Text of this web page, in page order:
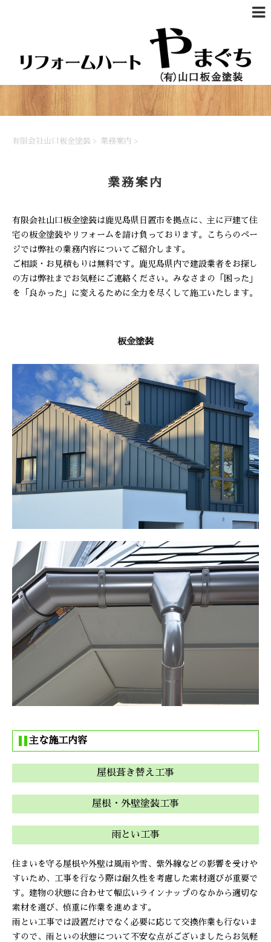
有限会社山口板金塗装 > 業務案内 >
業務案内
有限会社山口板金塗装は鹿児島県日置市を拠点に、主に戸建て住
宅の板金塗装やリフォームを請け負っております。こちらのペー
ジでは弊社の業務内容についてご紹介します。
ご相談・お見積もりは無料です。鹿児島県内で建設業者をお探し
の方は弊社までお気軽にご連絡ください。みなさまの「困った」
を「良かった」に変えるために全力を尽くして施工いたします。
板金塗装
主な施工内容
屋根葺き替え工事
屋根・外壁塗装工事
雨とい工事
住まいを守る屋根や外壁は風雨や雪、紫外線などの影響を受けや
すいため、工事を行なう際は耐久性を考慮した素材選びが重要で
す。建物の状態に合わせて幅広いラインナップのなかから適切な
素材を選び、慎重に作業を進めます。
雨とい工事では設置だけでなく必要に応じて交換作業も行ないま
すので、雨といの状態について不安な点がございましたらお気軽